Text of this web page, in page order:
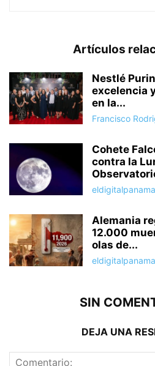
Artículos
Nestlé
excelencia
en la...
Francisco
Cohete
contra la
eldigitalpanama
Alemania
12.000
olas de...
eldigitalpanama
SIN
DEJA UNA